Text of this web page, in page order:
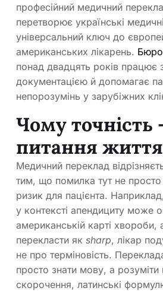
професійний медичний
перетворює українські
універсальний ключ до
американських лікарень. Бюро
понад двадцять років працює
документацією й допомагає
непорозумінь у зарубіжних
Чому точність
питання життя
Медичний переклад
тим, що помилка тут не просто
ризик для пацієнта.
у контексті апендициту може
американській карті хвороби,
перекласти як sharp, лікар
не про терміновість.
просто знати мову, а розуміти
скорочення, латинські